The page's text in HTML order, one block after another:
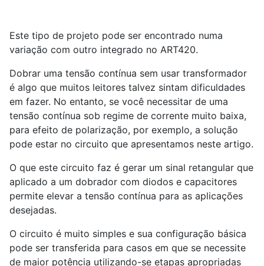
Este tipo de projeto pode ser encontrado numa
variação com outro integrado no ART420.
Dobrar uma tensão contínua sem usar transformador
é algo que muitos leitores talvez sintam dificuldades
em fazer. No entanto, se você necessitar de uma
tensão contínua sob regime de corrente muito baixa,
para efeito de polarização, por exemplo, a solução
pode estar no circuito que apresentamos neste artigo.
O que este circuito faz é gerar um sinal retangular que
aplicado a um dobrador com diodos e capacitores
permite elevar a tensão contínua para as aplicações
desejadas.
O circuito é muito simples e sua configuração básica
pode ser transferida para casos em que se necessite
de maior potência utilizando-se etapas apropriadas